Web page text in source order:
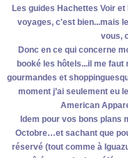
Les guides Hachettes Voir
voyages, c'est bien...mais
vous,
Donc en ce qui concerne
booké les hôtels...il me
gourmandes et
moment j’ai seulement eu
American
Idem pour vos bons plans
Octobre…et sachant que
réservé (tout comme à